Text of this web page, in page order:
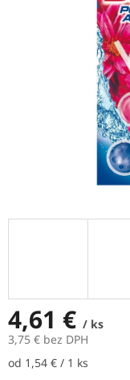
4,61 € / ks
3,75 € bez DPH
Jednotková
od 1,54 € / 1 ks